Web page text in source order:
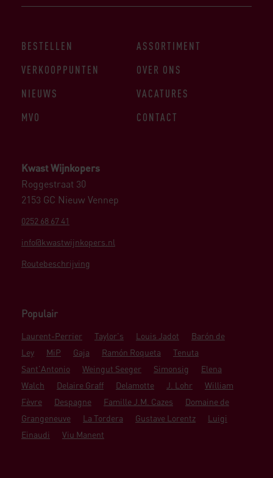
Kwast Wijnkopers
Roggestraat 30
2153 GC Nieuw Vennep
0252 68 67 41
info@kwastwijnkopers.nl
Routebeschrijving
Populair
Laurent-Perrier Taylor's Louis Jadot
Barón de
Ley
MiP Gaja Ramón Roqueta
Tenuta
Sant'Antonio
Weingut Seeger Simonsig
Elena
Walch
Delaire Graff Delamotte J. Lohr
William
Fèvre
Despagne Famille J.M. Cazes
Domaine de
Grangeneuve
La Tordera Gustave Lorentz
Luigi
Einaudi
Viu Manent
BESTELLEN
ASSORTIMENT
VERKOOPPUNTEN
OVER ONS
NIEUWS
VACATURES
MVO
CONTACT